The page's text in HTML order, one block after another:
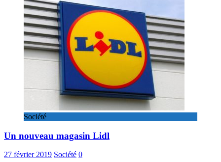
Société
Un nouveau magasin Lidl
27 février 2019 Société 0